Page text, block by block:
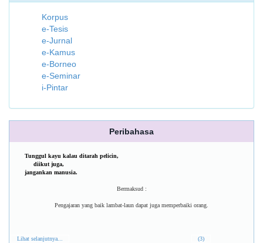
Korpus
e-Tesis
e-Jurnal
e-Kamus
e-Borneo
e-Seminar
i-Pintar
Peribahasa
Tunggul kayu kalau ditarah pelicin,
diikut juga,
jangankan manusia.
Bermaksud :
Pengajaran yang baik lambat-laun dapat juga memperbaiki orang.
Lihat selanjutnya... (3)